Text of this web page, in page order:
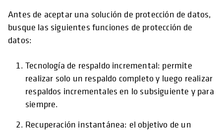
Antes de aceptar una solución de protección de datos,
busque las siguientes funciones de protección de
datos:
Tecnología de respaldo incremental: permite
realizar solo un respaldo completo y luego realizar
respaldos incrementales en lo subsiguiente y para
siempre.
Recuperación instantánea: el objetivo de un